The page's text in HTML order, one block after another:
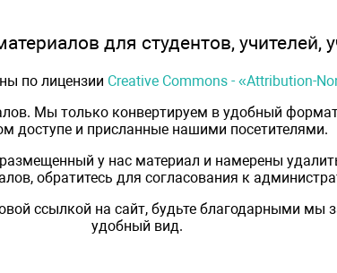
для студентов, учителей,
по лицензии Creative Commons - «Attribution-
Мы только конвертируем в удобный
доступе и присланные нашими посетителями.
у нас материал и намерены
обратитесь для согласования к
ссылкой на сайт, будьте благодарными
удобный вид.